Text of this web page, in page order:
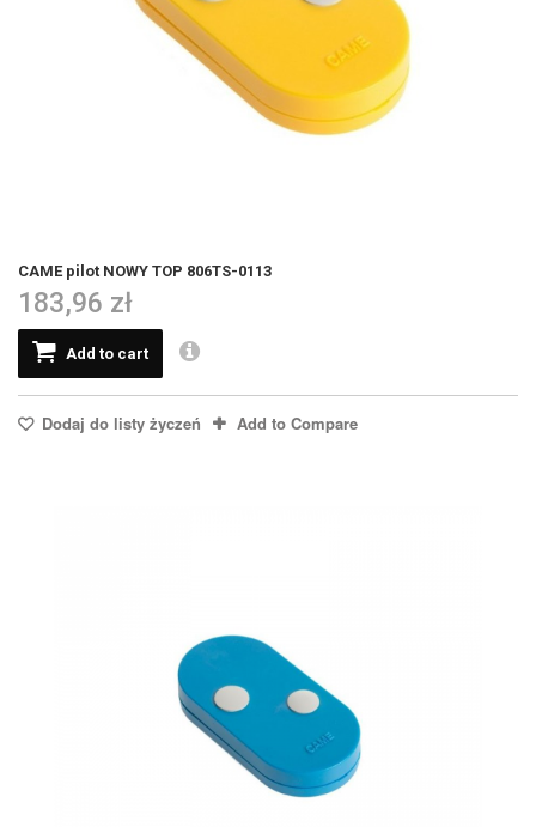
CAME pilot NOWY TOP 806TS-0113
183,96 zł
Add to cart
Dodaj do listy życzeń Add to Compare